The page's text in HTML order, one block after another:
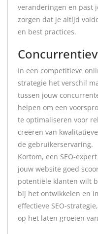
veranderingen en past
zorgen dat je altijd
en best practices.
In een competitieve
strategie het verschil
tussen jouw
helpen om een
te optimaliseren voor
creëren van
de gebruikerservaring.
Kortom, een SEO-
jouw website goed
potentiële klanten wilt
bij het ontwikkelen en
effectieve SEO-
op het laten groeien